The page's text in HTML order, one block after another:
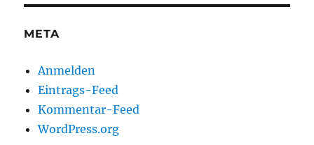
META
Anmelden
Eintrags-Feed
Kommentar-Feed
WordPress.org